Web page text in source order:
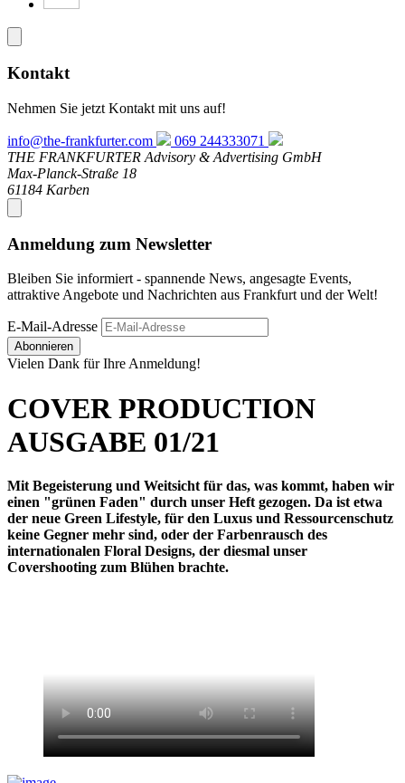
Kontakt
Nehmen Sie jetzt Kontakt mit uns auf!
info@the-frankfurter.com
069 244333071
THE FRANKFURTER Advisory & Advertising GmbH
Max-Planck-Straße 18
61184 Karben
Anmeldung zum Newsletter
Bleiben Sie informiert - spannende News, angesagte Events,
attraktive Angebote und Nachrichten aus Frankfurt und der Welt!
E-Mail-Adresse
Abonnieren
Vielen Dank für Ihre Anmeldung!
COVER PRODUCTION
AUSGABE 01/21
Mit Begeisterung und Weitsicht für das, was kommt, haben wir
einen "grünen Faden" durch unser Heft gezogen. Da ist etwa
der neue Green Lifestyle, für den Luxus und Ressourcenschutz
keine Gegner mehr sind, oder der Farbenrausch des
internationalen Floral Designs, der diesmal unser
Covershooting zum Blühen brachte.